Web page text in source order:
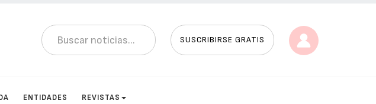
SUSCRIBIRSE GRATIS
ENTIDADES REVISTAS